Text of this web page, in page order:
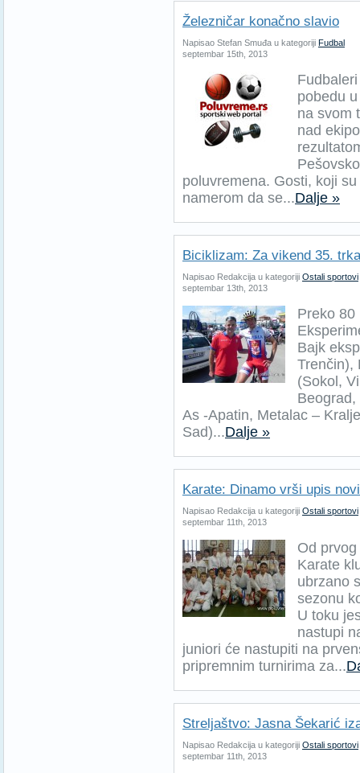
Železničar konačno slavio
Napisao Stefan Smuđa u kategoriji Fudbal
septembar 15th, 2013
pobedu
na svom
nad
poluvremena. Gosti, koji
namerom da se...Dalje »
Biciklizam: Za vikend 35.
Napisao Redakcija u kategoriji Ostali sportovi
septembar 13th, 2013
Preko 80
Bajk
Trenčin),
(Sokol,
As -Apatin, Metalac –
Sad)...Dalje »
Karate: Dinamo vrši upis
Napisao Redakcija u kategoriji Ostali sportovi
septembar 11th, 2013
Od
Karate
ubrzano
sezonu
U toku
nastupi
juniori će nastupiti na
pripremnim turnirima za...
Streljaštvo: Jasna Šekarić
Napisao Redakcija u kategoriji Ostali sportovi
septembar 11th, 2013